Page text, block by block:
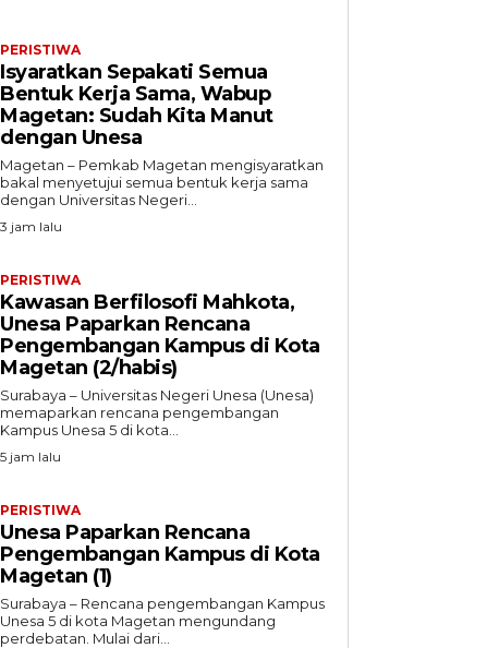
PERISTIWA
Isyaratkan Sepakati Semua
Bentuk Kerja Sama, Wabup
Magetan: Sudah Kita Manut
dengan Unesa
Magetan – Pemkab Magetan mengisyaratkan
bakal menyetujui semua bentuk kerja sama
dengan Universitas Negeri...
3 jam lalu
PERISTIWA
Kawasan Berfilosofi Mahkota,
Unesa Paparkan Rencana
Pengembangan Kampus di Kota
Magetan (2/habis)
Surabaya – Universitas Negeri Unesa (Unesa)
memaparkan rencana pengembangan
Kampus Unesa 5 di kota...
5 jam lalu
PERISTIWA
Unesa Paparkan Rencana
Pengembangan Kampus di Kota
Magetan (1)
Surabaya – Rencana pengembangan Kampus
Unesa 5 di kota Magetan mengundang
perdebatan. Mulai dari...